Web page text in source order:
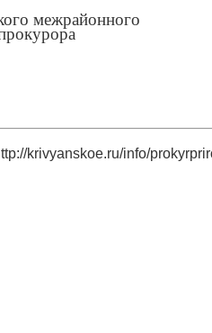
межрайонного
класса
krivyanskoe.ru/info/